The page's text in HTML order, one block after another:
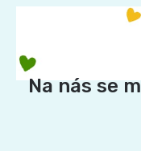
Na nás se